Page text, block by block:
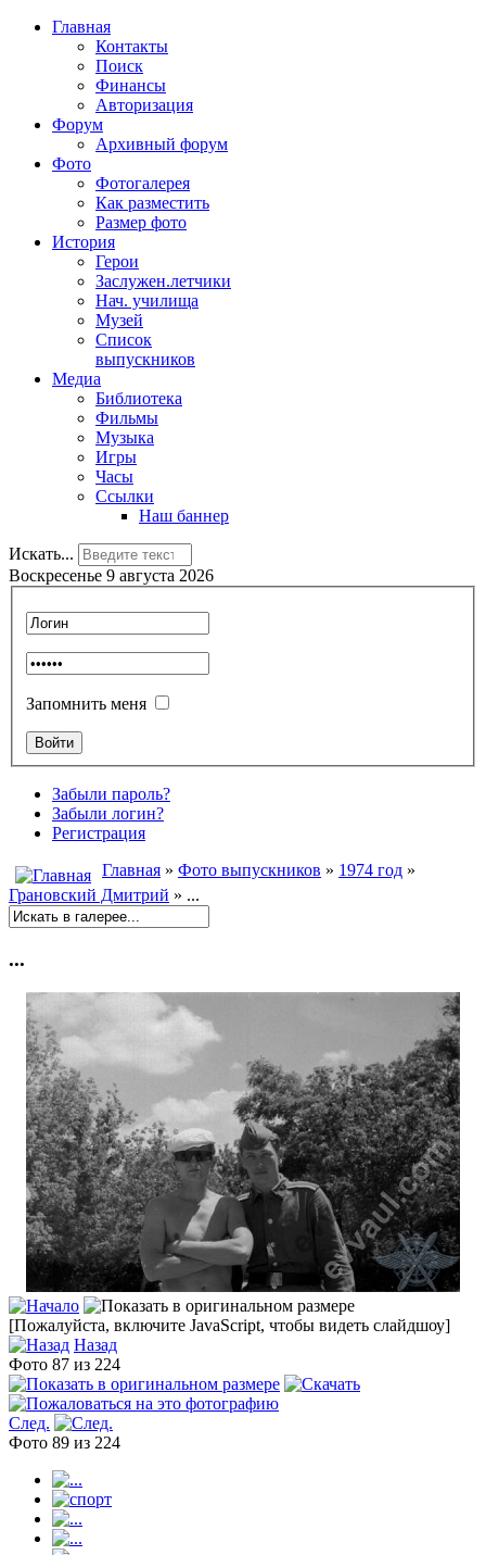
Главная
Контакты
Поиск
Финансы
Авторизация
Форум
Архивный форум
Фото
Фотогалерея
Как разместить
Размер фото
История
Герои
Заслужен.летчики
Нач. училища
Музей
Список
выпускников
Медиа
Библиотека
Фильмы
Музыка
Игры
Часы
Ссылки
Наш баннер
Искать...
Воскресенье 9 августа 2026
Запомнить меня
Забыли пароль?
Забыли логин?
Регистрация
Главная » Фото выпускников » 1974 год »
Грановский Дмитрий » ...
...
[Пожалуйста, включите JavaScript, чтобы видеть слайдшоу]
Назад
Фото 87 из 224
След.
Фото 89 из 224